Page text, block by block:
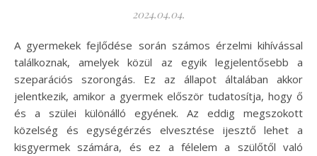
2024.04.04.
A gyermekek fejlődése során számos érzelmi kihívással
találkoznak, amelyek közül az egyik legjelentősebb a
szeparációs szorongás. Ez az állapot általában akkor
jelentkezik, amikor a gyermek először tudatosítja, hogy ő
és a szülei különálló egyének. Az eddig megszokott
közelség és egységérzés elvesztése ijesztő lehet a
kisgyermek számára, és ez a félelem a szülőtől való